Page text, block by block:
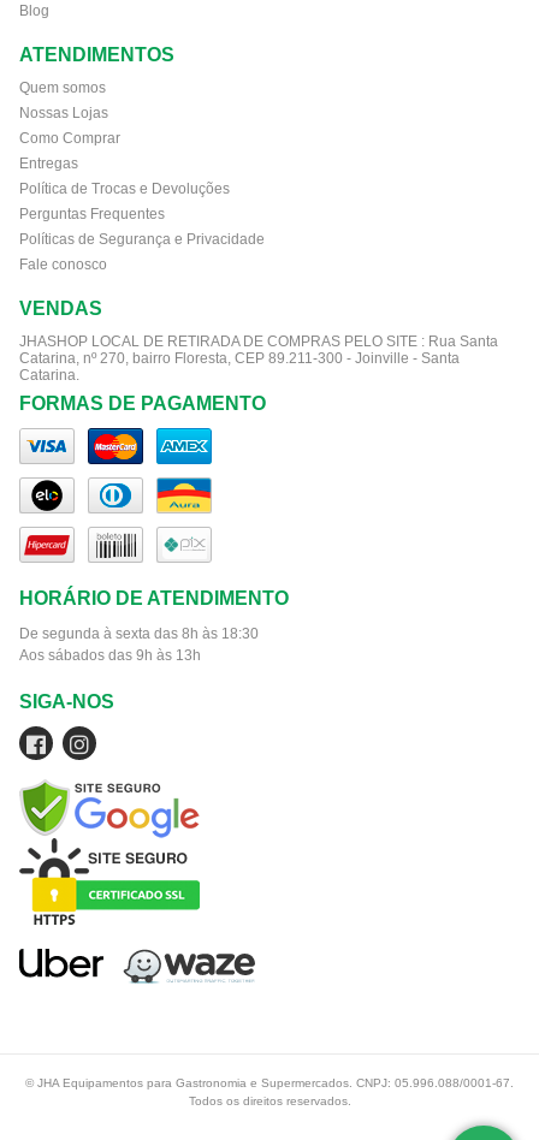
Blog
ATENDIMENTOS
Quem somos
Nossas Lojas
Como Comprar
Entregas
Política de Trocas e Devoluções
Perguntas Frequentes
Políticas de Segurança e Privacidade
Fale conosco
VENDAS
JHASHOP LOCAL DE RETIRADA DE COMPRAS PELO SITE : Rua Santa
Catarina, nº 270, bairro Floresta, CEP 89.211-300 - Joinville - Santa
Catarina.
FORMAS DE PAGAMENTO
HORÁRIO DE ATENDIMENTO
De segunda à sexta das 8h às 18:30
Aos sábados das 9h às 13h
SIGA-NOS
© JHA Equipamentos para Gastronomia e Supermercados. CNPJ: 05.996.088/0001-67.
Todos os direitos reservados.